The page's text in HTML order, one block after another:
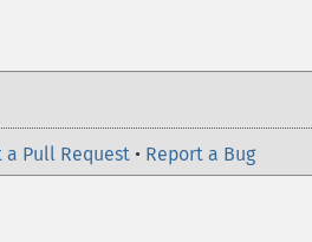
a Pull Request • Report a Bug